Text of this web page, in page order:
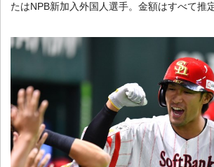
たはNPB新加入外国人選手。金額はすべて推定